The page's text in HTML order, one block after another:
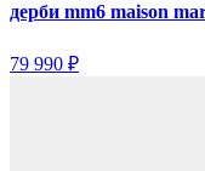
дерби mm6 maison
79 990 ₽